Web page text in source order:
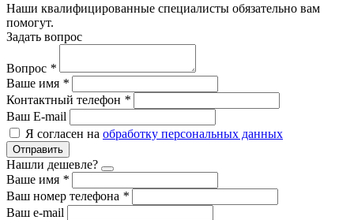
Наши квалифицированные специалисты обязательно вам
помогут.
Задать вопрос
Вопрос *
Ваше имя *
Контактный телефон *
Ваш E-mail
Я согласен на обработку персональных данных
Отправить
Нашли дешевле?
Ваше имя *
Ваш номер телефона *
Ваш e-mail